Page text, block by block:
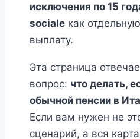
исключения по 15
sociale как
выплату.
Эта страница
вопрос: что делать,
обычной пенсии в
Если вам нужен не
сценарий, а вся